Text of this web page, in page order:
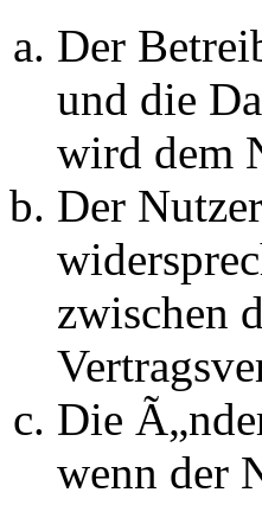
Der
und die
wird dem
Der
zwischen
Die
wenn der